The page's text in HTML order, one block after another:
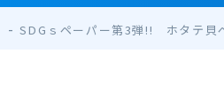
SDGｓペーパー第3弾!! ホタテ貝